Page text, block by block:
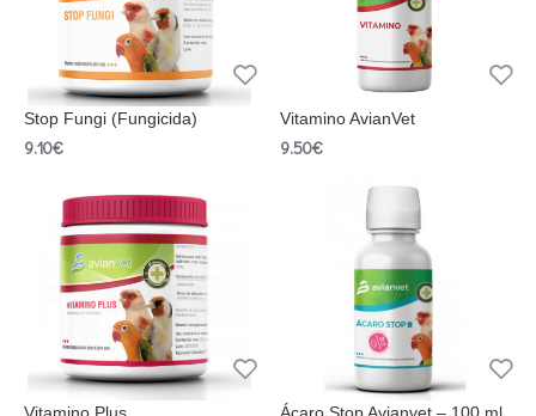
Stop Fungi (Fungicida)
9.10€
Vitamino AvianVet
9.50€